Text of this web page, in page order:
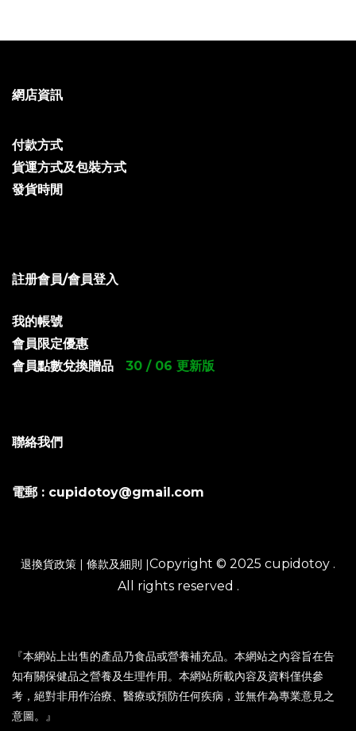
網店資訊
付款方式
貨運方式及包裝方式
發貨時閒
註册會員/會員登入
我的帳號
會員限定優惠
會員點數兌換贈品
30 / 06 更新版
聯絡我們
電郵 : cupidotoy@gmail.com
退換貨政策 | 條款及細則 |Copyright © 2025 cupidotoy .
All rights reserved .
『本網站上出售的產品乃食品或營養補充品。本網站之內容旨在告
知有關保健品之營養及生理作用。本網站所載內容及資料僅供參
考，絕對非用作治療、醫療或預防任何疾病，並無作為專業意見之
意圖。』